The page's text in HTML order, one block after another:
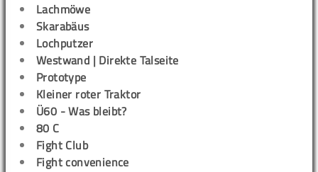
Lachmöwe
Skarabäus
Lochputzer
Westwand | Direkte Talseite
Prototype
Kleiner roter Traktor
Ü60 - Was bleibt?
80 C
Fight Club
Fight convenience